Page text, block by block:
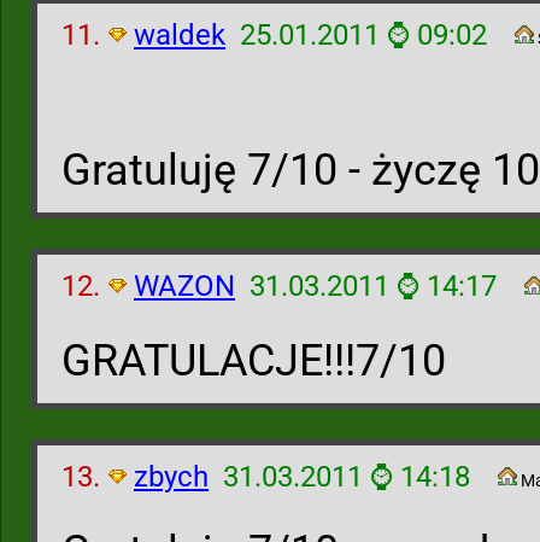
11. waldek 25.01.2011 ⌚ 09:02
Gratuluję 7/10 - życzę
12. WAZON 31.03.2011 ⌚ 14:17
GRATULACJE!!!7/10
13. zbych 31.03.2011 ⌚ 14:18